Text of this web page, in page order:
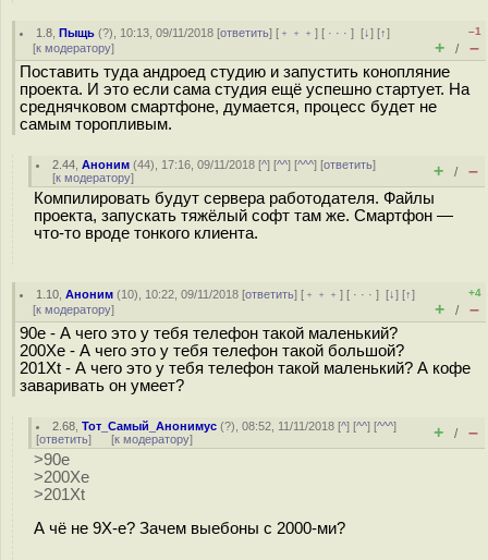
1.8 ,Пыщь (?), 10:13, 09/11/2018 [ответить] [ ﹢﹢﹢] [ · · ·][↓] [↑]
[к модератору]
–1
+ / –
Поставить туда андроед студию и запустить конопляние
проекта. И это если сама студия ещё успешно стартует. На
среднячковом смартфоне, думается, процесс будет не
самым торопливым.
2.44 ,Аноним (44), 17:16, 09/11/2018 [^] [^^] [^^^] [ответить]
[к модератору] + / –
Компилировать будут сервера работодателя. Файлы
проекта, запускать тяжёлый софт там же. Смартфон —
что-то вроде тонкого клиента.
1.10 ,Аноним (10), 10:22, 09/11/2018 [ответить] [ ﹢﹢﹢] [ · · ·][↓] [↑]
[к модератору]
+4
+ / –
90е - А чего это у тебя телефон такой маленький?
200Xе - А чего это у тебя телефон такой большой?
201Xt - А чего это у тебя телефон такой маленький? А кофе
заваривать он умеет?
2.68 ,Тот_Самый_Анонимус (?), 08:52, 11/11/2018 [^] [^^] [^^^]
[ответить] [к модератору] + / –
>90е
>200Xе
>201Xt
А чё не 9X-е? Зачем выeбоны с 2000-ми?